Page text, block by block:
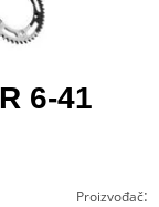
6-41
Proizvođač: